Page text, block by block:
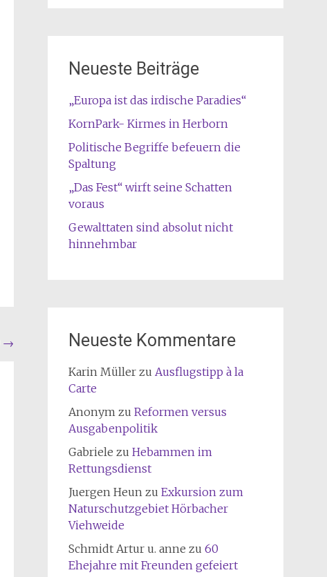
→
Neueste Beiträge
„Europa ist das irdische Paradies“
KornPark- Kirmes in Herborn
Politische Begriffe befeuern die
Spaltung
„Das Fest“ wirft seine Schatten
voraus
Gewalttaten sind absolut nicht
hinnehmbar
Neueste Kommentare
Karin Müllerzu Ausflugstipp à la
Carte
Anonymzu Reformen versus
Ausgabenpolitik
Gabriele zu Hebammen im
Rettungsdienst
Juergen Heunzu Exkursion zum
Naturschutzgebiet Hörbacher
Viehweide
Schmidt Artur u. anne zu 60
Ehejahre mit Freunden gefeiert